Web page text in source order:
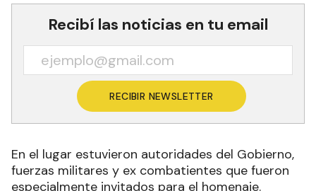
Recibí las noticias en tu email
RECIBIR NEWSLETTER
En el lugar estuvieron autoridades del Gobierno,
fuerzas militares y ex combatientes que fueron
especialmente invitados para el homenaje.